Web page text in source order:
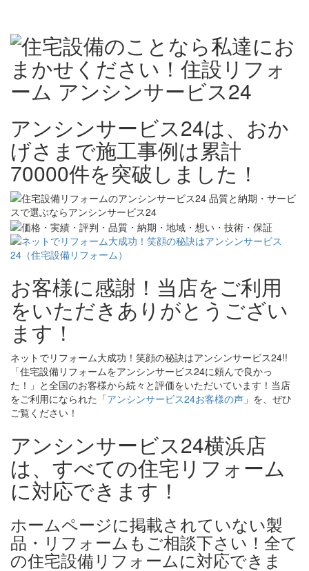
アンシンサービス24は、おか
げさまで施工事例は累計
70000件を突破しました！
お客様に感謝！当店をご利用
をいただきありがとうござい
ます！
ネットでリフォーム大成功！笑顔の秘訣はアンシンサービス24!!
「住宅設備リフォームをアンシンサービス24に頼んで良かっ
た！」と全国のお客様から続々と評価をいただいています！当店
をご利用になられた「アンシンサービス24お客様の声 」を、ぜひ
ご覧ください！
アンシンサービス24横浜店
は、すべての住宅リフォーム
に対応できます！
ホームページに掲載されていない製
品・リフォームもご相談下さい！全て
の住宅設備リフォームに対応できま